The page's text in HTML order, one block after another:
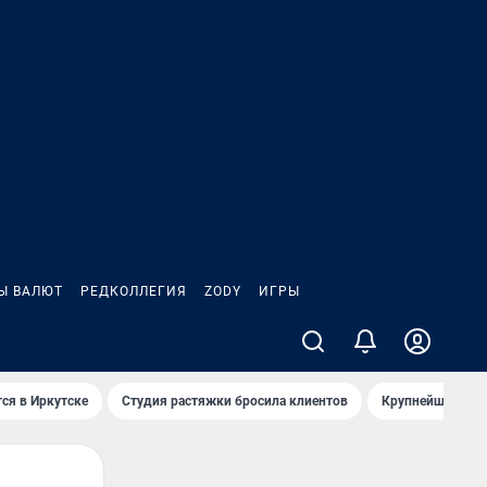
ВАЛЮТ РЕДКОЛЛЕГИЯ ZODY ИГРЫ
в Иркутске Студия растяжки бросила клиентов Крупнейшие